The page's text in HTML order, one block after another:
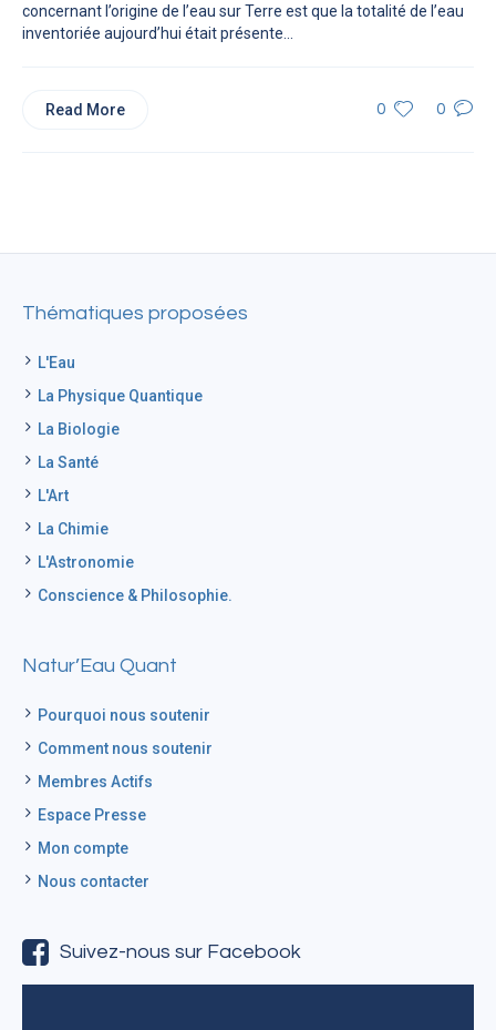
concernant l’origine de l’eau sur Terre est que la totalité de l’eau
inventoriée aujourd’hui était présente...
0 0
Read More
Thématiques proposées
L'Eau
La Physique Quantique
La Biologie
La Santé
L'Art
La Chimie
L'Astronomie
Conscience & Philosophie.
Natur’Eau Quant
Pourquoi nous soutenir
Comment nous soutenir
Membres Actifs
Espace Presse
Mon compte
Nous contacter
Suivez-nous sur Facebook